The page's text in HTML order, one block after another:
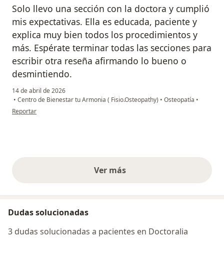
Solo llevo una sección con la doctora y cumplió
mis expectativas. Ella es educada, paciente y
explica muy bien todos los procedimientos y
más. Espérate terminar todas las secciones para
escribir otra reseña afirmando lo bueno o
desmintiendo.
14 de abril de 2026
• Centro de Bienestar tu Armonia ( Fisio.Osteopathy) • Osteopatía •
en opinión del usuario NR
Reportar
Ver másopiniones anteriores
Dudas solucionadas
3 dudas solucionadas a pacientes en Doctoralia